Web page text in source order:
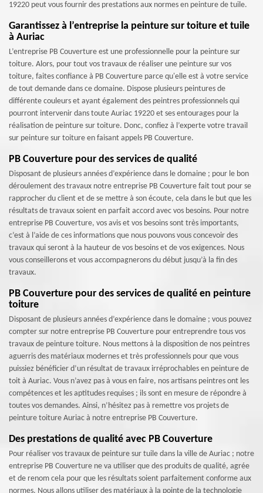
19220 peut vous fournir des prestations aux normes en peinture de tuile.
Garantissez à l’entreprise la peinture sur toiture et tuile
à Auriac
L’entreprise PB Couverture est une professionnelle pour la peinture sur
toiture. Alors, pour tout vos travaux de réaliser une peinture sur vos
toiture, faites confiance à PB Couverture parce qu'elle est à votre service
de tout demande dans ce domaine. Dispose plusieurs peintures de
différente couleurs et ayant également des peintres professionnels qui
pourront intervenir dans toute Auriac 19220 et ses entourages pour la
réalisation de peinture sur toiture. Donc, confiez à l’experte votre travail
sur peinture sur toiture en faisant appels PB Couverture.
PB Couverture pour des services de qualité
Disposant de plusieurs années d’expérience dans le domaine ; pour le bon
déroulement des travaux notre entreprise PB Couverture fait tout pour se
rapprocher du client et de se mettre à son écoute, cela dans le but que les
résultats de travaux soient en parfait accord avec vos besoins. Pour notre
entreprise PB Couverture, vos avis et vos besoins sont très importants,
c’est à l’aide de ces informations que nous pouvons vous concevoir des
travaux qui seront à la hauteur de vos besoins et de vos exigences. Nous
vous conseillerons et vous accompagnerons du début jusqu’à la fin des
travaux.
PB Couverture pour des services de qualité en peinture
toiture
Disposant de plusieurs années d’expérience dans le domaine ; vous pouvez
compter sur notre entreprise PB Couverture pour entreprendre tous vos
travaux de peinture toiture. Nous mettons à la disposition de nos peintres
aguerris des matériaux modernes et très professionnels pour que vous
puissiez bénéficier d’un résultat de travaux irréprochables en peinture de
toit à Auriac. Vous n’avez pas à vous en faire, nos artisans peintres ont les
compétences et les aptitudes requises ; ils sont en mesure de répondre à
toutes vos demandes. Ainsi, n’hésitez pas à remettre vos projets de
peinture toiture Auriac à notre entreprise PB Couverture.
Des prestations de qualité avec PB Couverture
Pour réaliser vos travaux de peinture sur tuile dans la ville de Auriac ; notre
entreprise PB Couverture ne va utiliser que des produits de qualité, agrée
et de renom cela pour que les résultats soient parfaitement conforme aux
normes. Nous allons utiliser des matériaux à la pointe de la technologie